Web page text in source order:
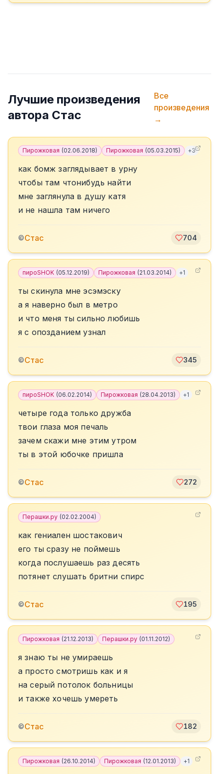
Лучшие произведения
автора Стас
Все
произведения
→
Пирожковая (02.06.2018) Пирожковая (05.03.2015) +3
как бомж заглядывает в урну
чтобы там чтонибудь найти
мне заглянула в душу катя
и не нашла там ничего
©Стас 704
пироSHOK (05.12.2019) Пирожковая (21.03.2014) +1
ты скинула мне эсэмэску
а я наверно был в метро
и что меня ты сильно любишь
я с опозданием узнал
©Стас 345
пироSHOK (06.02.2014) Пирожковая (28.04.2013) +1
четыре года только дружба
твои глаза моя печаль
зачем скажи мне этим утром
ты в этой юбочке пришла
©Стас 272
Перашки.ру (02.02.2004)
как гениален шостакович
его ты сразу не поймешь
когда послушаешь раз десять
потянет слушать бритни спирс
©Стас 195
Пирожковая (21.12.2013) Перашки.ру (01.11.2012)
я знаю ты не умираешь
а просто смотришь как и я
на серый потолок больницы
и также хочешь умереть
©Стас 182
Пирожковая (26.10.2014) Пирожковая (12.01.2013) +1